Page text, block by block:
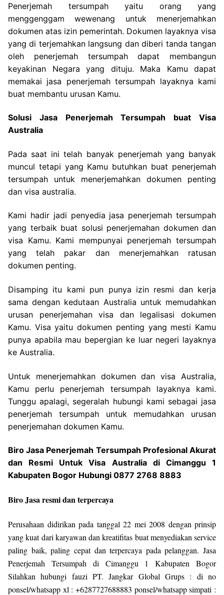
Penerjemah tersumpah yaitu orang yang
menggenggam wewenang untuk menerjemahkan
dokumen atas izin pemerintah. Dokumen layaknya visa
yang di terjemahkan langsung dan diberi tanda tangan
oleh penerjemah tersumpah dapat membangun
keyakinan Negara yang dituju. Maka Kamu dapat
memakai jasa penerjemah tersumpah layaknya kami
buat membantu urusan Kamu.
Solusi Jasa Penerjemah Tersumpah buat Visa
Australia
Pada saat ini telah banyak penerjemah yang banyak
muncul tetapi yang Kamu butuhkan buat penerjemah
tersumpah untuk menerjemahkan dokumen penting
dan visa australia.
Kami hadir jadi penyedia jasa penerjemah tersumpah
yang terbaik buat solusi penerjemahan dokumen dan
visa Kamu. Kami mempunyai penerjemah tersumpah
yang telah pakar dan menerjemahkan ratusan
dokumen penting.
Disamping itu kami pun punya izin resmi dan kerja
sama dengan kedutaan Australia untuk memudahkan
urusan penerjemahan visa dan legalisasi dokumen
Kamu. Visa yaitu dokumen penting yang mesti Kamu
punya apabila mau bepergian ke luar negeri layaknya
ke Australia.
Untuk menerjemahkan dokumen dan visa Australia,
Kamu perlu penerjemah tersumpah layaknya kami.
Tunggu apalagi, segeralah hubungi kami sebagai jasa
penerjemah tersumpah untuk memudahkan urusan
penerjemahan dokumen Kamu.
Biro Jasa Penerjemah Tersumpah Profesional Akurat
dan Resmi Untuk Visa Australia di Cimanggu 1
Kabupaten Bogor Hubungi 0877 2768 8883
Biro Jasa resmi dan terpercaya
Perusahaan didirikan pada tanggal 22 mei 2008 dengan prinsip
yang kuat dari karyawan dan kreatifitas buat menyediakan service
paling baik, paling cepat dan terpercaya pada pelanggan. Jasa
Penerjemah Tersumpah di Cimanggu 1 Kabupaten Bogor
Silahkan hubungi fauzi PT. Jangkar Global Grups : di no
ponsel/whatsapp xl : +6287727688883 ponsel/whatsapp simpati :